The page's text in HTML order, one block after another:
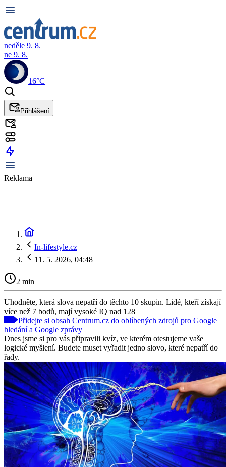
neděle 9. 8.
ne 9. 8.
16°C
Přihlášení
Reklama
In-lifestyle.cz
11. 5. 2026, 04:48
2 min
Uhodněte, která slova nepatří do těchto 10 skupin. Lidé, kteří získají
více než 7 bodů, mají vysoké IQ nad 128
Přidejte si obsah Centrum.cz do oblíbených zdrojů pro Google
hledání a Google zprávy
Dnes jsme si pro vás připravili kvíz, ve kterém otestujeme vaše
logické myšlení. Budete muset vyřadit jedno slovo, které nepatří do
řady.